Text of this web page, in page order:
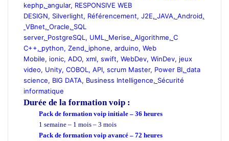
kephp, angular, RESPONSIVE WEB
DESIGN, Silverlight, Référencement, J2E, JAVA, Android,
VBnet, Oracle, SQL
server, PostgreSQL , UML , Merise, Algorithme, C
C++, python, Zend, iphone, arduino, Web
Mobile, ionic, ADO, xml, swift, WebDev, WinDev, jeux
video, Unity, COBOL , API, scrum Master, Power BI, data
science, BIG DATA, Business Intelligence, Sécurité
informatique
Durée de la formationvoip :
Pack de formation voip initiale – 36 heures
1 semaine – 1 mois – 3 mois
Pack de formation voip avancé – 72 heures